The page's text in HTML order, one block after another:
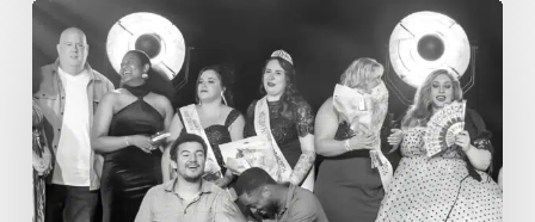
Miss
Curvy
Pays
de
la
Loire